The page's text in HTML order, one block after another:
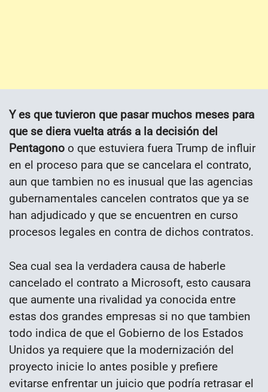
Y es que tuvieron que pasar muchos meses para
que se diera vuelta atrás a la decisión del
Pentagono o que estuviera fuera Trump de influir
en el proceso para que se cancelara el contrato,
aun que tambien no es inusual que las agencias
gubernamentales cancelen contratos que ya se
han adjudicado y que se encuentren en curso
procesos legales en contra de dichos contratos.
Sea cual sea la verdadera causa de haberle
cancelado el contrato a Microsoft, esto causara
que aumente una rivalidad ya conocida entre
estas dos grandes empresas si no que tambien
todo indica de que el Gobierno de los Estados
Unidos ya requiere que la modernización del
proyecto inicie lo antes posible y prefiere
evitarse enfrentar un juicio que podría retrasar el